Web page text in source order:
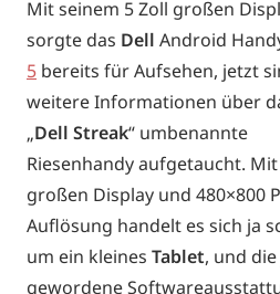
Mit seinem 5 Zoll großen
sorgte das Dell Android
5 bereits für Aufsehen, jetzt
weitere Informationen über
„Dell Streak“ umbenannte
Riesenhandy aufgetaucht.
großen Display und 480×800
Auflösung handelt es sich ja
um ein kleines Tablet, und
gewordene